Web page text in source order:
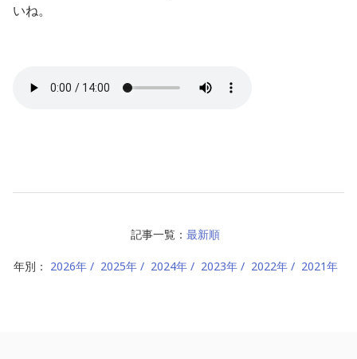
いね。
記事一覧： 最新順
年別： 2026年 2025年 2024年 2023年 2022年 2021年